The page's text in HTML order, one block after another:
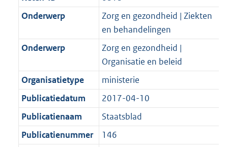
t
a
K
b
Onderwerp
Zorg en gezondheid | Ziekten
en behandelingen
Onderwerp
Zorg en gezondheid |
Organisatie en beleid
Organisatietype
ministerie
Publicatiedatum
2017-04-10
Publicatienaam
Staatsblad
Publicatienummer
146